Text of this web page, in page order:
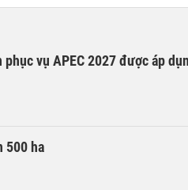
vụ APEC 2027 được áp
500 ha